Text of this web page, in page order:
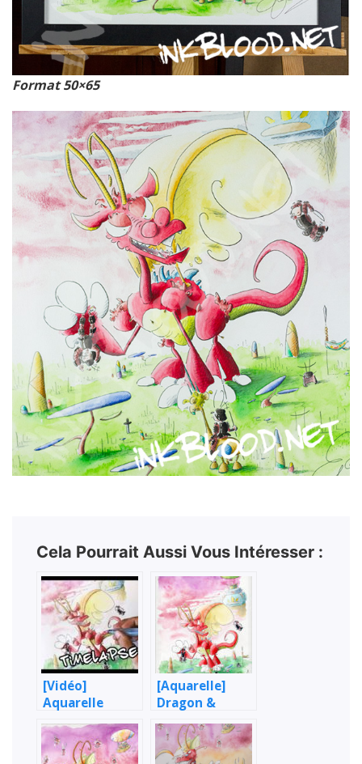
Format 50×65
Cela Pourrait Aussi Vous Intéresser :
[Vidéo]
Aquarelle
timelapse :
Dragon contre
samouraïs
[Aquarelle]
Dragon &
Samouraïs